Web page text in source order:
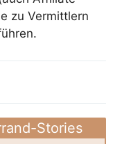
zu Vermittlern
Stories